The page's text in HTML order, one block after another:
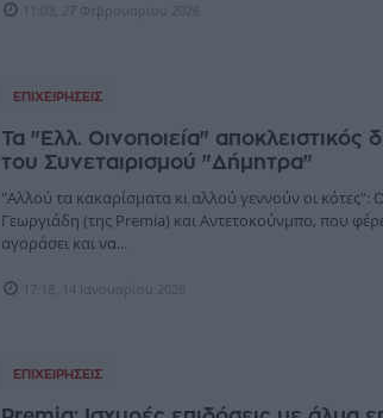
11:03, 27 Φεβρουαρίου 2026
ΕΠΙΧΕΙΡΉΣΕΙΣ
Τα "Ελλ. Οινοποιεία" αποκλειστικός
του Συνεταιρισμού "Δήμητρα"
"Αλλού τα κακαρίσματα κι αλλού γεννούν οι κότες":
Γεωργιάδη (της Premia) και Αντετοκούνμπο, που
αγοράσει και να...
17:18, 14 Ιανουαρίου 2026
ΕΠΙΧΕΙΡΉΣΕΙΣ